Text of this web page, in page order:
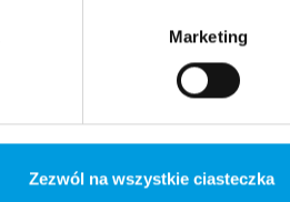
Marketing
Zezwól na wszystkie ciasteczka